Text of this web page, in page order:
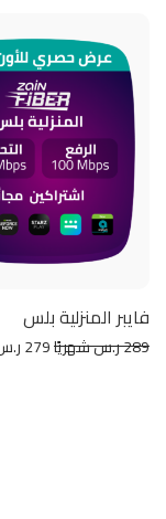
فايبر المنزلية بلس
289 ر.س شهريًا